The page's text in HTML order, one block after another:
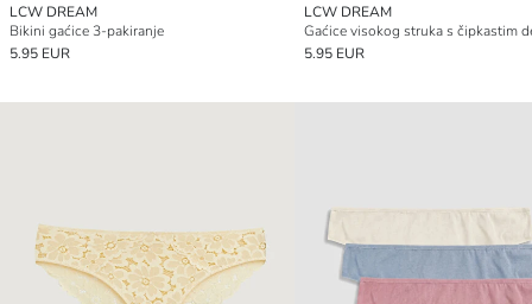
LCW DREAM
Bikini gaćice 3-pakiranje
5.95 EUR
LCW DREAM
Gaćice visokog struka s čipkastim
5.95 EUR